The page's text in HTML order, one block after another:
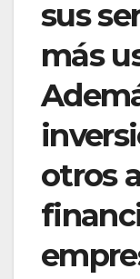
sus
más
otros